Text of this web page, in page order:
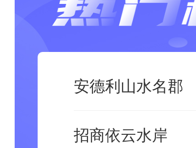
安德利山水名郡
招商依云水岸